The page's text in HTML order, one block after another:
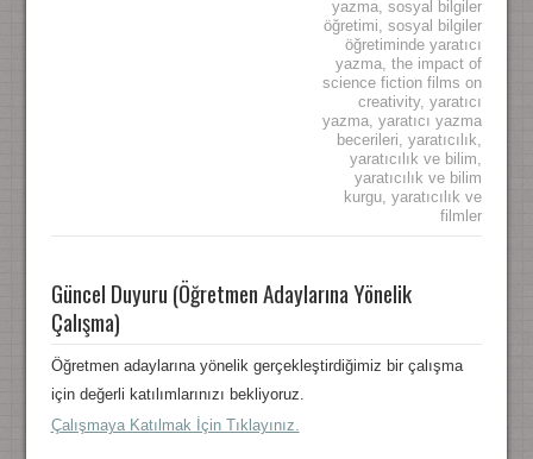
yazma,sosyal bilgiler
öğretimi,sosyal bilgiler
öğretiminde yaratıcı
yazma,the impact of
science fiction films on
creativity,yaratıcı
yazma,yaratıcı yazma
becerileri,yaratıcılık,
yaratıcılık ve bilim,
yaratıcılık ve bilim
kurgu,yaratıcılık ve
filmler
Güncel Duyuru (Öğretmen Adaylarına Yönelik
Çalışma)
Öğretmen adaylarına yönelik gerçekleştirdiğimiz bir çalışma
için değerli katılımlarınızı bekliyoruz.
Çalışmaya Katılmak İçin Tıklayınız.